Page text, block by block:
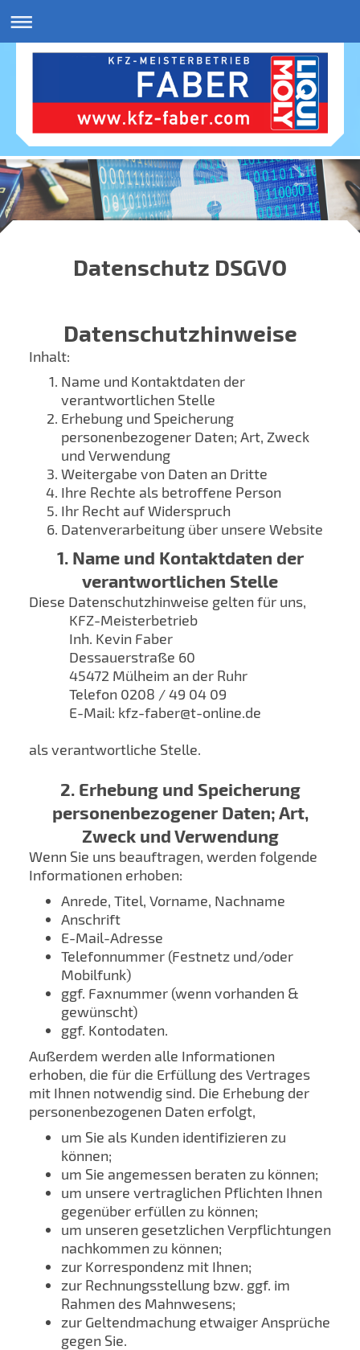
Datenschutz DSGVO
Datenschutzhinweise
Inhalt:
Name und Kontaktdaten der
verantwortlichen Stelle
Erhebung und Speicherung
personenbezogener Daten; Art, Zweck
und Verwendung
Weitergabe von Daten an Dritte
Ihre Rechte als betroffene Person
Ihr Recht auf Widerspruch
Datenverarbeitung über unsere Website
1. Name und Kontaktdaten der
verantwortlichen Stelle
Diese Datenschutzhinweise gelten für uns,
KFZ-Meisterbetrieb
Inh. Kevin Faber
Dessauerstraße 60
45472 Mülheim an der Ruhr
Telefon 0208 / 49 04 09
E-Mail: kfz-faber@t-online.de
als verantwortliche Stelle.
2. Erhebung und Speicherung
personenbezogener Daten; Art,
Zweck und Verwendung
Wenn Sie uns beauftragen, werden folgende
Informationen erhoben:
Anrede, Titel, Vorname, Nachname
Anschrift
E-Mail-Adresse
Telefonnummer (Festnetz und/oder
Mobilfunk)
ggf. Faxnummer (wenn vorhanden &
gewünscht)
ggf. Kontodaten.
Außerdem werden alle Informationen
erhoben, die für die Erfüllung des Vertrages
mit Ihnen notwendig sind. Die Erhebung der
personenbezogenen Daten erfolgt,
um Sie als Kunden identifizieren zu
können;
um Sie angemessen beraten zu können;
um unsere vertraglichen Pflichten Ihnen
gegenüber erfüllen zu können;
um unseren gesetzlichen Verpflichtungen
nachkommen zu können;
zur Korrespondenz mit Ihnen;
zur Rechnungsstellung bzw. ggf. im
Rahmen des Mahnwesens;
zur Geltendmachung etwaiger Ansprüche
gegen Sie.